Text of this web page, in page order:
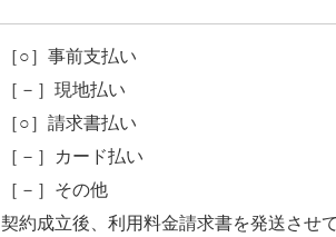
［○］事前支払い
［－］現地払い
［○］請求書払い
［－］カード払い
［－］その他
契約成立後、利用料金請求書を発送させ